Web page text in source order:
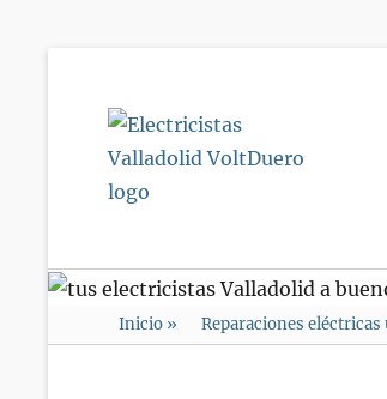
Electricistas
Valladolid
VoltDuero
Inicio » Reparaciones